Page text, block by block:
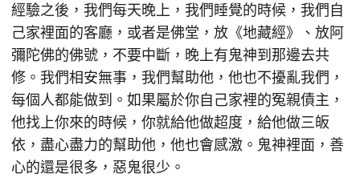
經驗之後，我們每天晚上，我們睡覺的時候，我們自
己家裡面的客廳，或者是佛堂，放《地藏經》、放阿
彌陀佛的佛號，不要中斷，晚上有鬼神到那邊去共
修。我們相安無事，我們幫助他，他也不擾亂我們，
每個人都能做到。如果屬於你自己家裡的冤親債主，
他找上你來的時候，你就給他做超度，給他做三皈
依，盡心盡力的幫助他，他也會感激。鬼神裡面，善
心的還是很多，惡鬼很少。